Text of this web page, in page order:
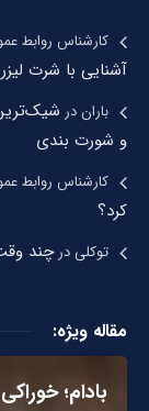
کارشناس روابط
آشنایی با شرت
باراندر
و شورت بندی
کارشناس روابط
کرد؟
توکلیدرچند
مقاله ویژه:
بادام؛